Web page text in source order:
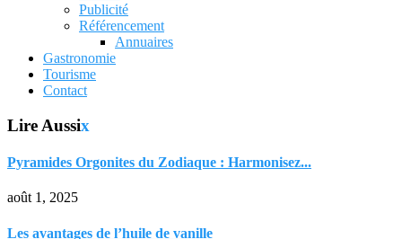
Publicité
Référencement
Annuaires
Gastronomie
Tourisme
Contact
Lire Aussix
Pyramides Orgonites du Zodiaque : Harmonisez...
août 1, 2025
Les avantages de l’huile de vanille